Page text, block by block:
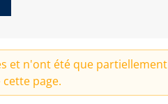
et n'ont été que
page.